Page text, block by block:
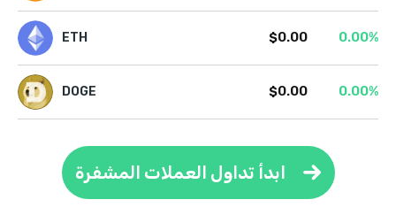
ETH $0.00 0.00%
DOGE $0.00 0.00%
ابدأ تداول العملات المشفرة